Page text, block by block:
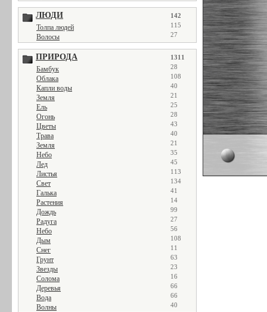
ЛЮДИ 142
Толпа людей 115
Волосы 27
ПРИРОДА 1311
Бамбук 28
Облака 108
Капли воды 40
Земля 21
Ель 25
Огонь 28
Цветы 43
Трава 40
Земля 21
Небо 35
Лед 45
Листья 113
Свет 134
Галька 41
Растения 14
Дождь 99
Радуга 27
Небо 56
Дым 108
Снег 11
Грунт 63
Звезды 23
Солома 16
Деревья 66
Вода 66
Волны 40